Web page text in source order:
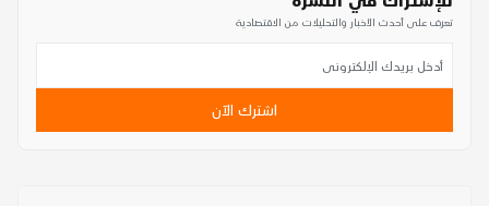
تعرف على أحدث الأخبار والتحليلات من الاقتصادية
اشترك الآن